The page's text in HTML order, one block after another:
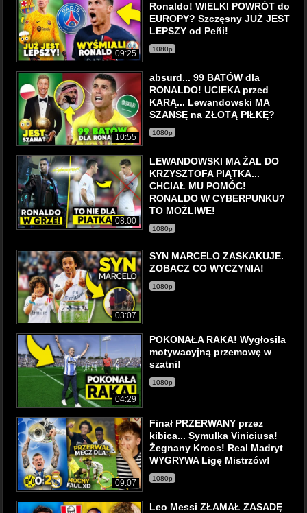
09:25
Ronaldo! WIELKI POWRÓT do
EUROPY? Szczęsny JUŻ JEST
LEPSZY od Peñi!
1080p
10:55
absurd... 99 BATÓW dla
RONALDO! UCIEKA przed
KARĄ... Lewandowski MA
SZANSĘ na ZŁOTĄ PIŁKĘ?
1080p
08:00
LEWANDOWSKI MA ŻAL DO
KRZYSZTOFA PIĄTKA...
CHCIAŁ MU POMÓC!
RONALDO W CYBERPUNKU?
TO MOŻLIWE!
1080p
03:07
SYN MARCELO ZASKAKUJE.
ZOBACZ CO WYCZYNIA!
1080p
04:29
POKONAŁA RAKA! Wygłosiła
motywacyjną przemowę w
szatni!
1080p
09:07
Finał PRZERWANY przez
kibica... Symulka Viniciusa!
Żegnany Kroos! Real Madryt
WYGRYWA Ligę Mistrzów!
1080p
Leo Messi ZŁAMAŁ ZASADĘ